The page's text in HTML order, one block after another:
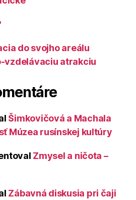
do svojho areálu
vzdelávaciu atrakciu
Šimkovičová a Machala
Múzea rusínskej kultúry
Zmysel a ničota –
Zábavná diskusia pri čaji